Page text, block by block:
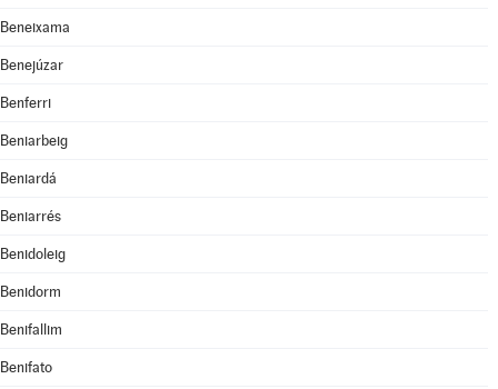
Beneixama
Benejúzar
Benferri
Beniarbeig
Beniardá
Beniarrés
Benidoleig
Benidorm
Benifallim
Benifato